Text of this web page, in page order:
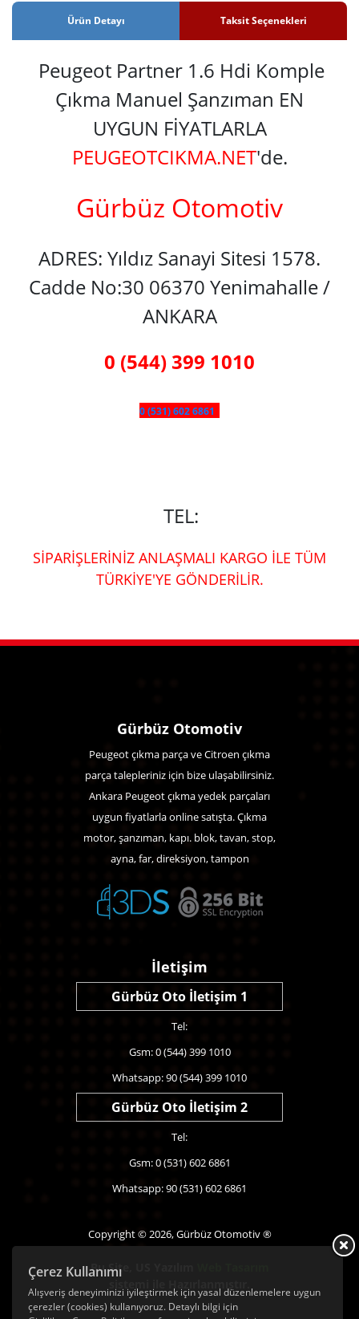
Ürün Detayı Taksit Seçenekleri
Peugeot Partner 1.6 Hdi Komple
Çıkma Manuel Şanzıman EN
UYGUN FİYATLARLA
PEUGEOTCIKMA.NET'de.
Gürbüz Otomotiv
ADRES: Yıldız Sanayi Sitesi 1578.
Cadde No:30 06370 Yenimahalle /
ANKARA
0 (544) 399 1010
0 (531) 602 6861
TEL:
SİPARİŞLERİNİZ ANLAŞMALI KARGO İLE TÜM
TÜRKİYE'YE GÖNDERİLİR.
Çerez Kullanımı
Alışveriş deneyiminizi iyileştirmek için yasal düzenlemelere uygun
çerezler (cookies) kullanıyoruz. Detaylı bilgi için
Gürbüz Otomotiv
Peugeot çıkma parça ve Citroen çıkma
parça talepleriniz için bize ulaşabilirsiniz.
Ankara Peugeot çıkma yedek parçaları
uygun fiyatlarla online satışta. Çıkma
motor, şanzıman, kapı. blok, tavan, stop,
ayna, far, direksiyon, tampon
İletişim
Gürbüz Oto İletişim 1
Tel:
Gsm: 0 (544) 399 1010
Whatsapp: 90 (544) 399 1010
Gürbüz Oto İletişim 2
Tel:
Gsm: 0 (531) 602 6861
Whatsapp: 90 (531) 602 6861
Copyright © 2026, Gürbüz Otomotiv ®
Bu Site,